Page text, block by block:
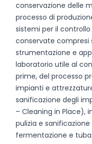
conservazione delle
processo di
sistemi per il
conservate
strumentazione e
laboratorio utile al
prime, del processo
impianti e
sanificazione degli
– Cleaning in Place),
pulizia e
fermentazione e